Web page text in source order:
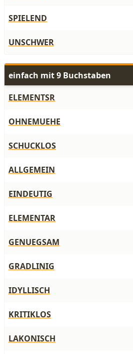
SPIELEND
UNSCHWER
einfach mit 9 Buchstaben
ELEMENTSR
OHNEMUEHE
SCHUCKLOS
ALLGEMEIN
EINDEUTIG
ELEMENTAR
GENUEGSAM
GRADLINIG
IDYLLISCH
KRITIKLOS
LAKONISCH